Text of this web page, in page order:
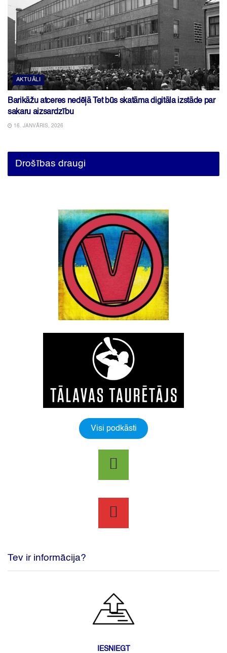
AKTUĀLI
Barikāžu atceres nedēļā Tet būs skatāma digitāla izstāde par
sakaru aizsardzību
16. JANVĀRIS, 2026
Drošības draugi
Visi podkāsti
Tev ir informācija?
IESNIEGT